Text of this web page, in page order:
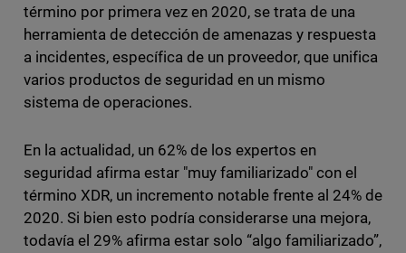
término por primera vez en 2020, se trata de una
herramienta de detección de amenazas y respuesta
a incidentes, específica de un proveedor, que unifica
varios productos de seguridad en un mismo
sistema de operaciones.
En la actualidad, un 62% de los expertos en
seguridad afirma estar "muy familiarizado" con el
término XDR, un incremento notable frente al 24% de
2020. Si bien esto podría considerarse una mejora,
todavía el 29% afirma estar solo “algo familiarizado”,